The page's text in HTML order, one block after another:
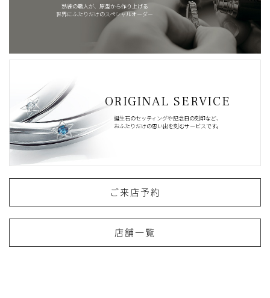
熟練の職人が、原型から作り上げる
世界にふたりだけのスペシャルオーダー
ORIGINAL SERVICE
誕生石のセッティングや記念日の刻印など、
おふたりだけの思い出を刻むサービスです。
ご来店予約
店舗一覧